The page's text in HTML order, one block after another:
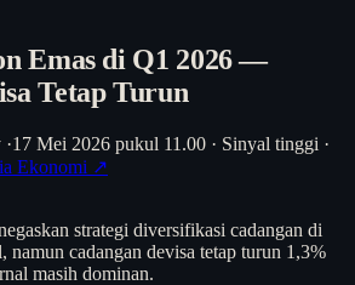
Emas di Q1 2026 —
Tetap Turun
·17 Mei 2026 pukul 11.00 · Sinyal tinggi ·
Ekonomi ↗
strategi diversifikasi cadangan di
namun cadangan devisa tetap turun 1,3%
masih dominan.